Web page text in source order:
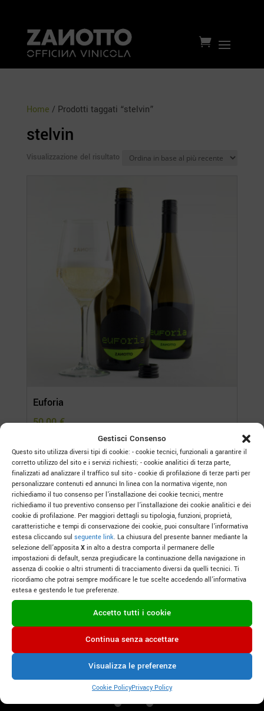
Gestisci Consenso
Questo sito utilizza diversi tipi di cookie: - cookie tecnici, funzionali a garantire il
corretto utilizzo del sito e i servizi richiesti; - cookie analitici di terza parte,
finalizzati ad analizzare il traffico sul sito - cookie di profilazione di terze parti per
personalizzare contenuti ed annunci In linea con la normativa vigente, non
richiediamo il tuo consenso per l’installazione dei cookie tecnici, mentre
richiediamo il tuo preventivo consenso per l’installazione dei cookie analitici e dei
cookie di profilazione. Per maggiori dettagli su tipologia, funzioni, proprietà,
caratteristiche e tempi di conservazione dei cookie, puoi consultare l’informativa
estesa cliccando sul seguente link. La chiusura del presente banner mediante la
selezione dell’apposita X in alto a destra comporta il permanere delle
impostazioni di default, senza pregiudicare la continuazione della navigazione in
assenza di cookie o altri strumenti di tracciamento diversi da quelli tecnici. Ti
ricordiamo che potrai sempre modificare le tue scelte accedendo all’informativa
estesa e gestendo le tue preferenze.
Accetto tutti i cookie
Continua senza accettare
Visualizza le preferenze
Cookie PolicyPrivacy Policy

Home / Prodotti taggati “stelvin”
stelvin
Visualizzazione del risultato
Euforia
50,00€
Confezione da 6 bottiglie

Consegne in tutta Italia
Per acquisti con spedizioni internazionali,
ti preghiamo dicontattarci
